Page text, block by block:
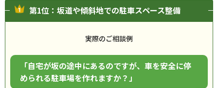
第1位：坂道や傾斜地での駐車スペース整備
実際のご相談例
「自宅が坂の途中にあるのですが、車を安全に停
められる駐車場を作れますか？」